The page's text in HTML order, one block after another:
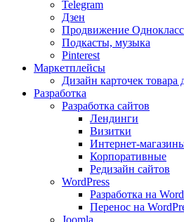
Telegram
Дзен
Продвижение
Подкасты, музыка
Pinterest
Маркетплейсы
Дизайн карточек товара
Разработка
Разработка сайтов
Лендинги
Визитки
Интернет-
Корпоративные
Редизайн сайтов
WordPress
Разработка на
Перенос на
Joomla